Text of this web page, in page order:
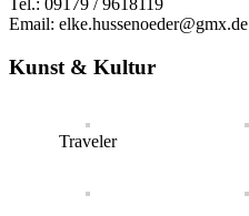
Tel.: 09179 / 9618119
Email: elke.hussenoeder@gmx.de
Kunst & Kultur
Traveler